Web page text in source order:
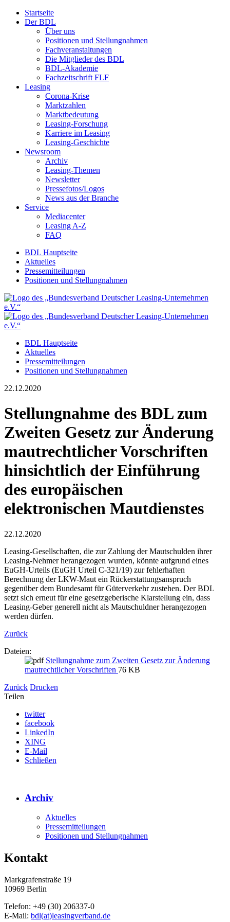
Startseite
Der BDL
Über uns
Positionen und Stellungnahmen
Fachveranstaltungen
Die Mitglieder des BDL
BDL-Akademie
Fachzeitschrift FLF
Leasing
Corona-Krise
Marktzahlen
Marktbedeutung
Leasing-Forschung
Karriere im Leasing
Leasing-Geschichte
Newsroom
Archiv
Leasing-Themen
Newsletter
Pressefotos/Logos
News aus der Branche
Service
Mediacenter
Leasing A-Z
FAQ
BDL Hauptseite
Aktuelles
Pressemitteilungen
Positionen und Stellungnahmen
BDL Hauptseite
Aktuelles
Pressemitteilungen
Positionen und Stellungnahmen
22.12.2020
Stellungnahme des BDL zum
Zweiten Gesetz zur Änderung
mautrechtlicher Vorschriften
hinsichtlich der Einführung
des europäischen
elektronischen Mautdienstes
22.12.2020
Leasing-Gesellschaften, die zur Zahlung der Mautschulden ihrer
Leasing-Nehmer herangezogen wurden, könnte aufgrund eines
EuGH-Urteils (EuGH Urteil C-321/19) zur fehlerhaften
Berechnung der LKW-Maut ein Rückerstattungsanspruch
gegenüber dem Bundesamt für Güterverkehr zustehen. Der BDL
setzt sich erneut für eine gesetzgeberische Klarstellung ein, dass
Leasing-Geber generell nicht als Mautschuldner herangezogen
werden dürfen.
Zurück
Dateien:
Stellungnahme zum Zweiten Gesetz zur Änderung
mautrechtlicher Vorschriften 76 KB
Zurück Drucken
Teilen
twitter
facebook
LinkedIn
XING
E-Mail
Schließen
Archiv
Aktuelles
Pressemitteilungen
Positionen und Stellungnahmen
Kontakt
Markgrafenstraße 19
10969 Berlin
Telefon: +49 (30) 206337-0
E-Mail: bdl(at)leasingverband.de